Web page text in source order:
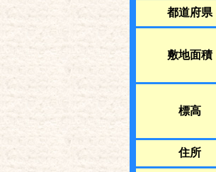
都道府県
敷地面積
標高
住所